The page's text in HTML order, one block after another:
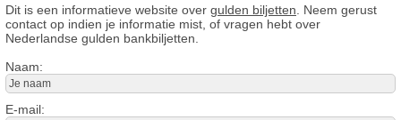
Dit is een informatieve website over gulden biljetten. Neem gerust
contact op indien je informatie mist, of vragen hebt over
Nederlandse gulden bankbiljetten.
Naam:
E-mail: